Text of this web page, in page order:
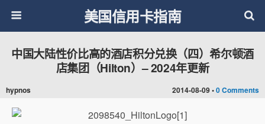
美国信用卡指南
2014-08-09 •0 Comments
中国大陆性价比高的酒店积分兑换（四）希尔顿酒
店集团（Hilton）– 2024年更新
hypnos